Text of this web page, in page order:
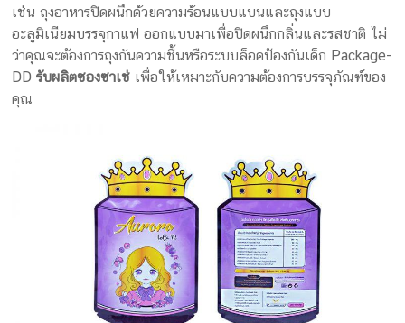
เช่น ถุงอาหารปิดผนึกด้วยความร้อนแบบแบนและถุงแบบ
อะลูมิเนียมบรรจุกาแฟ ออกแบบมาเพื่อปิดผนึกกลิ่นและรสชาติ ไม่
ว่าคุณจะต้องการถุงกันความชื้นหรือระบบล็อคป้องกันเด็ก Package-
DDรับผลิตซองซาเช่ เพื่อให้เหมาะกับความต้องการบรรจุภัณฑ์ของ
คุณ